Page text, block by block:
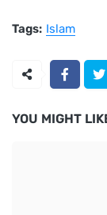
Tags: Islam
YOU MIGHT